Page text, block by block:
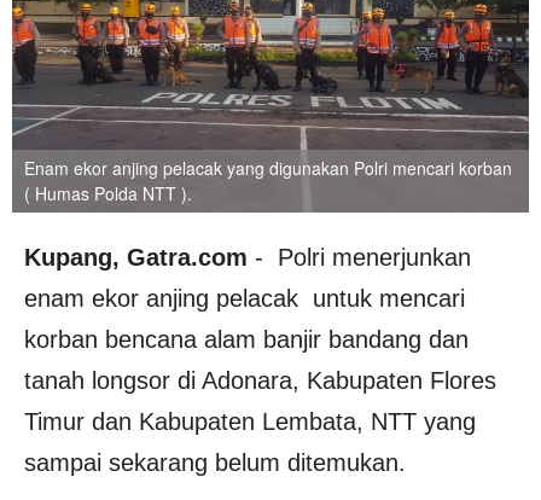
Enam ekor anjing pelacak yang digunakan Polri mencari korban
( Humas Polda NTT ).
Kupang, Gatra.com - Polri menerjunkan
enam ekor anjing pelacak untuk mencari
korban bencana alam banjir bandang dan
tanah longsor di Adonara, Kabupaten Flores
Timur dan Kabupaten Lembata, NTT yang
sampai sekarang belum ditemukan.